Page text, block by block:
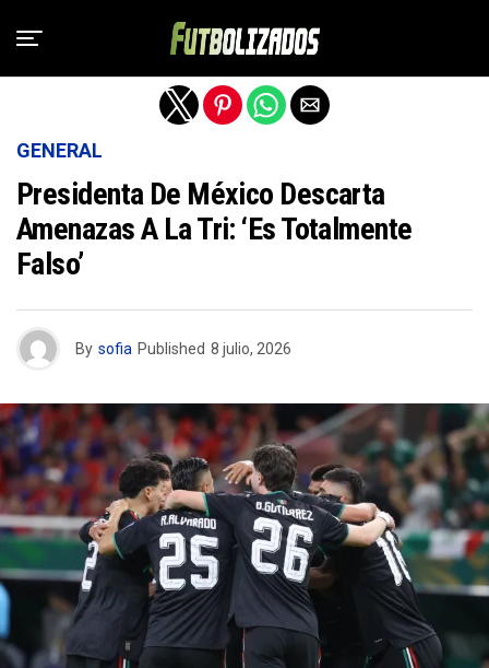
GENERAL
Presidenta De México Descarta
Amenazas A La Tri: ‘Es Totalmente
Falso’
By sofia Published 8 julio, 2026
Salir de la versión móvil